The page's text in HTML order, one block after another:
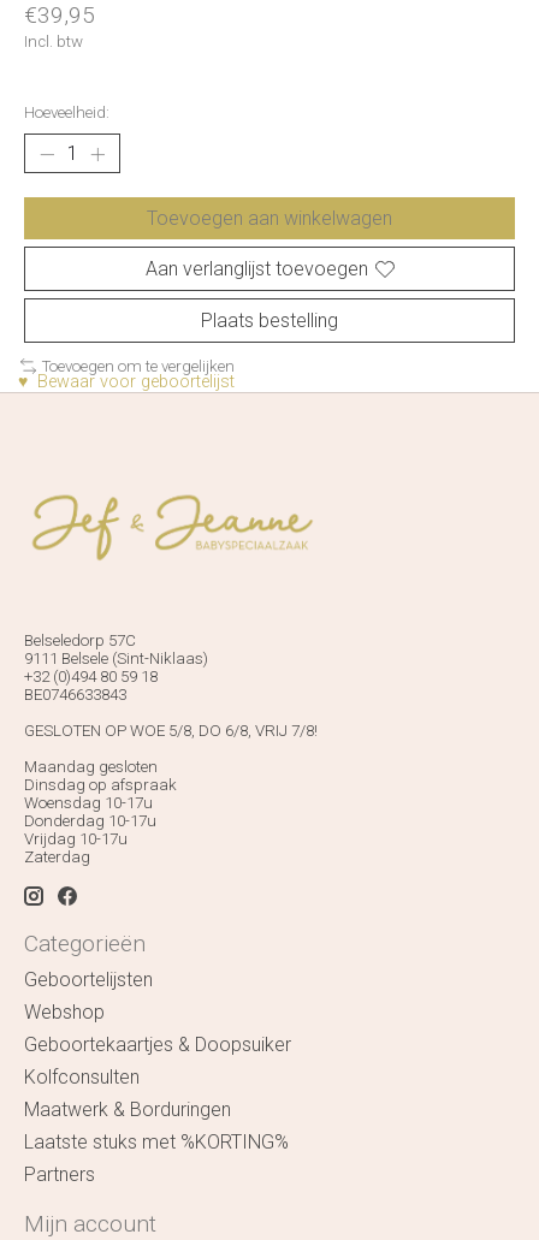
€39,95
Incl. btw
Hoeveelheid:
Toevoegen aan winkelwagen
Aan verlanglijst toevoegen
Plaats bestelling
Toevoegen om te vergelijken
♥ Bewaar voor geboortelijst
Belseledorp 57C
9111 Belsele (Sint-Niklaas)
+32 (0)494 80 59 18
BE0746633843
GESLOTEN OP WOE 5/8, DO 6/8, VRIJ 7/8!
Maandag gesloten
Dinsdag op afspraak
Woensdag 10-17u
Donderdag 10-17u
Vrijdag 10-17u
Zaterdag
Categorieën
Geboortelijsten
Webshop
Geboortekaartjes & Doopsuiker
Kolfconsulten
Maatwerk & Borduringen
Laatste stuks met %KORTING%
Partners
Mijn account